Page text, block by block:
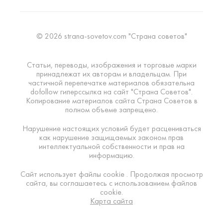
© 2026 strana-sovetov.com "Страна советов"
Статьи, переводы, изображения и торговые марки
принадлежат их авторам и владельцам. При
частичной перепечатке материалов обязательна
dofollow гиперссылка на сайт "Страна Советов".
Копирование материалов сайта Страна Советов в
полном объеме запрещено.
Нарушение настоящих условий будет расцениваться
как нарушение защищаемых законом прав
интеллектуальной собственности и прав на
информацию.
Сайт использует файлы cookie . Продолжая просмотр
сайта, вы соглашаетесь с использованием файлов
cookie.
Карта сайта